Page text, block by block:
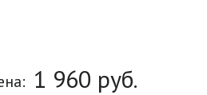
1 960 руб.